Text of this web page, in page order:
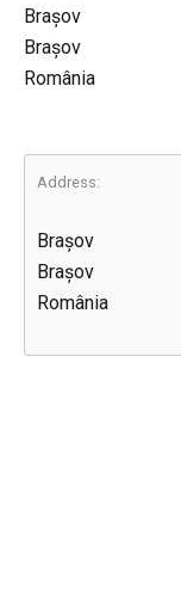
Brașov
Brașov
România
Address:
Brașov
Brașov
România